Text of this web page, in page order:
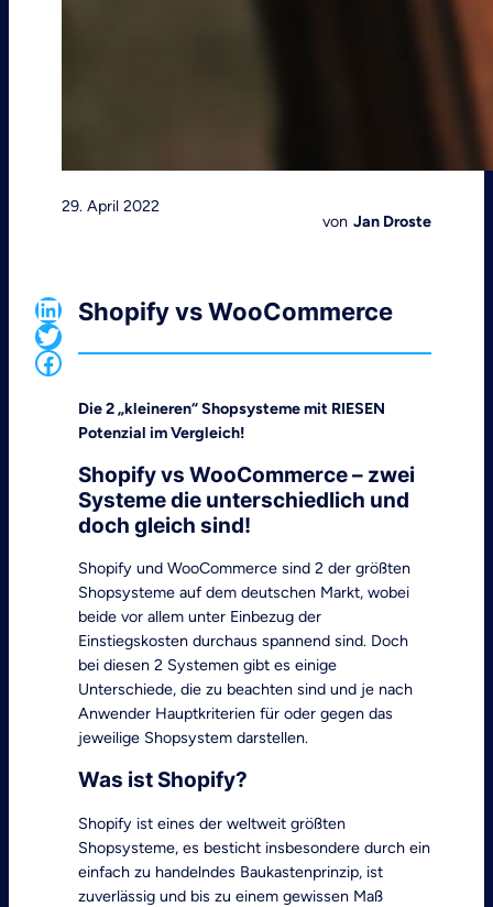
29. April 2022
von Jan Droste
LinkedIn
Twitter
Facebook
Shopify vs WooCommerce
Die 2 „kleineren“ Shopsysteme mit RIESEN
Potenzial im Vergleich!
Shopify vs WooCommerce – zwei
Systeme die unterschiedlich und
doch gleich sind!
Shopify und WooCommerce sind 2 der größten
Shopsysteme auf dem deutschen Markt, wobei
beide vor allem unter Einbezug der
Einstiegskosten durchaus spannend sind. Doch
bei diesen 2 Systemen gibt es einige
Unterschiede, die zu beachten sind und je nach
Anwender Hauptkriterien für oder gegen das
jeweilige Shopsystem darstellen.
Was ist Shopify?
Shopify ist eines der weltweit größten
Shopsysteme, es besticht insbesondere durch ein
einfach zu handelndes Baukastenprinzip, ist
zuverlässig und bis zu einem gewissen Maß